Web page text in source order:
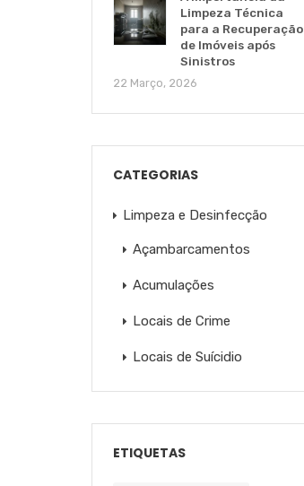
Limpeza Técnica
para a Recuperação
de Imóveis após
Sinistros
22 Março, 2026
CATEGORIAS
Limpeza e Desinfecção
Açambarcamentos
Acumulações
Locais de Crime
Locais de Suícidio
ETIQUETAS